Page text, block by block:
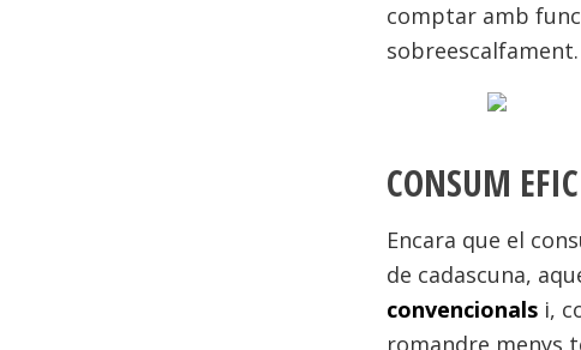
comptar amb
sobreescalfament.
CONSUM
Encara que el
de cadascuna,
convencionals i,
romandre menys